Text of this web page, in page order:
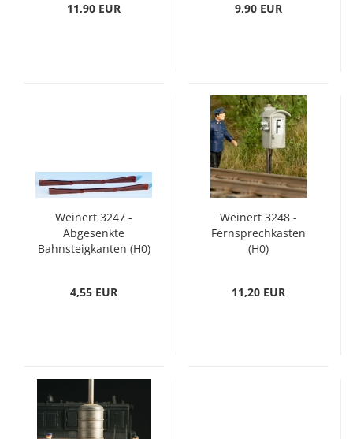
11,90 EUR
9,90 EUR
Weinert 3247 -
Abgesenkte
Bahnsteigkanten (H0)
4,55 EUR
Weinert 3248 -
Fernsprechkasten
(H0)
11,20 EUR